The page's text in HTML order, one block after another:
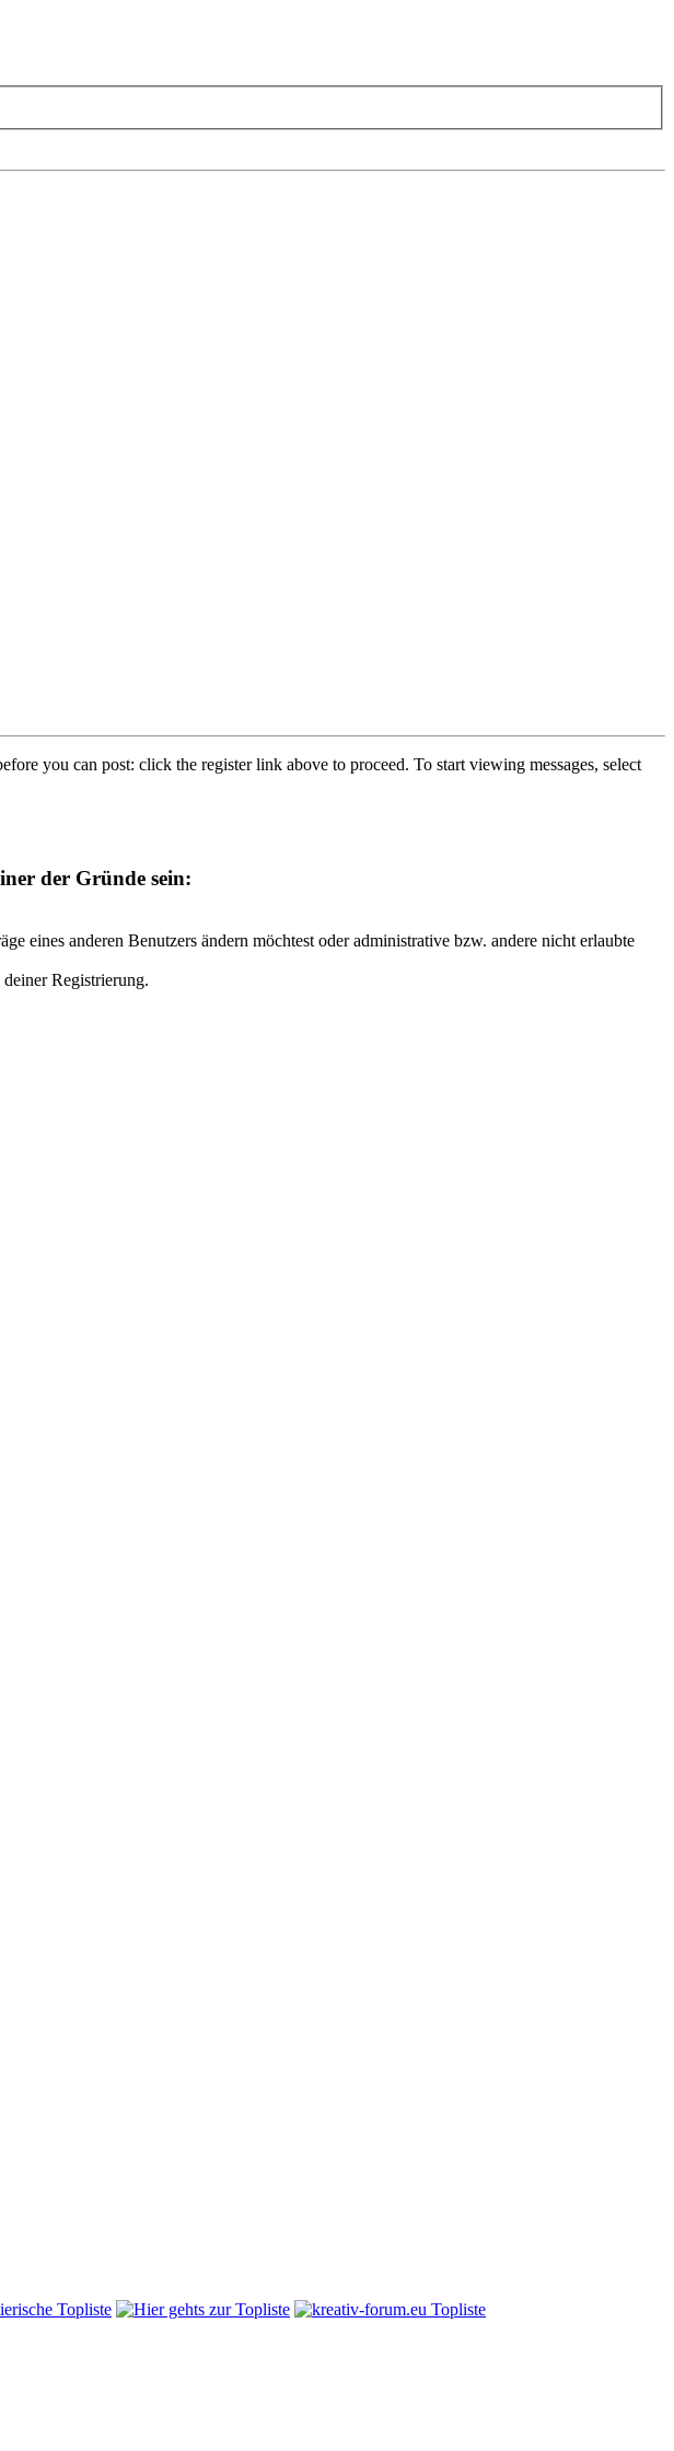
you can post: click the register link above to proceed. To start viewing messages, select
der Gründe sein:
eines anderen Benutzers ändern möchtest oder administrative bzw. andere nicht erlaubte
Registrierung.